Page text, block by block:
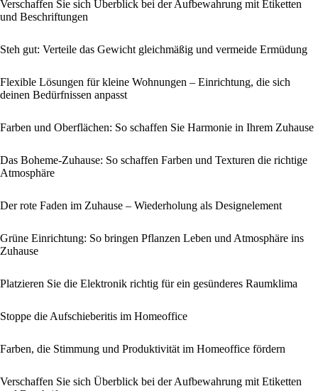
Verschaffen Sie sich Überblick bei der Aufbewahrung mit Etiketten
und Beschriftungen
Steh gut: Verteile das Gewicht gleichmäßig und vermeide Ermüdung
Flexible Lösungen für kleine Wohnungen – Einrichtung, die sich
deinen Bedürfnissen anpasst
Farben und Oberflächen: So schaffen Sie Harmonie in Ihrem Zuhause
Das Boheme-Zuhause: So schaffen Farben und Texturen die richtige
Atmosphäre
Der rote Faden im Zuhause – Wiederholung als Designelement
Grüne Einrichtung: So bringen Pflanzen Leben und Atmosphäre ins
Zuhause
Platzieren Sie die Elektronik richtig für ein gesünderes Raumklima
Stoppe die Aufschieberitis im Homeoffice
Farben, die Stimmung und Produktivität im Homeoffice fördern
Verschaffen Sie sich Überblick bei der Aufbewahrung mit Etiketten